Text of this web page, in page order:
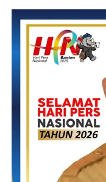
Yeyen – RG
Post Views: 20